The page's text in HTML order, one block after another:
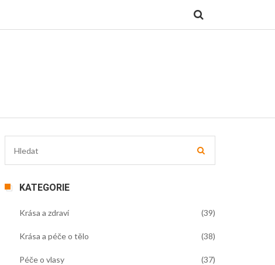
KATEGORIE
Krása a zdraví (39)
Krása a péče o tělo (38)
Péče o vlasy (37)